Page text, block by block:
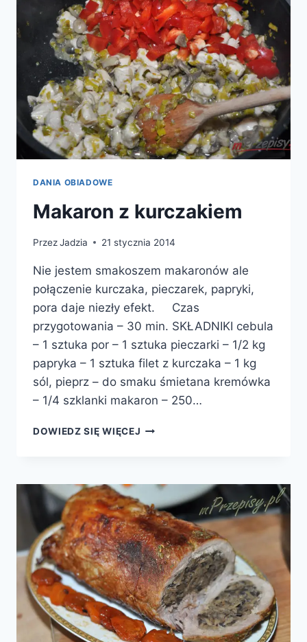
I
KOLOROWYM
PIEPRZEM
DANIA OBIADOWE
Makaron z kurczakiem
PrzezJadzia 21 stycznia 2014
Nie jestem smakoszem makaronów ale
połączenie kurczaka, pieczarek, papryki,
pora daje niezły efekt. Czas
przygotowania – 30 min. SKŁADNIKI cebula
– 1 sztuka por – 1 sztuka pieczarki – 1/2 kg
papryka – 1 sztuka filet z kurczaka – 1 kg
sól, pieprz – do smaku śmietana kremówka
– 1/4 szklanki makaron – 250…
DOWIEDZ SIĘ WIĘCEJ MAKARON